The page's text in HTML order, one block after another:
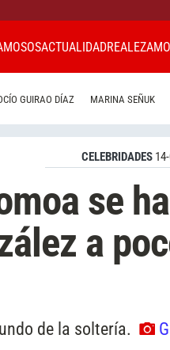
ACTUALIDADREALEZA
GUIRAO DÍAZ MARINA SEÑUK
CELEBRIDADES
se
a
de la soltería.